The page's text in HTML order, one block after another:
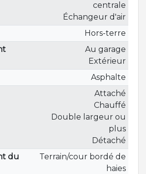
centrale
Échangeur d'air
Hors-terre
Au garage
Extérieur
Asphalte
Attaché
Chauffé
Double largeur ou
plus
Détaché
du
Terrain/cour bordé de
haies